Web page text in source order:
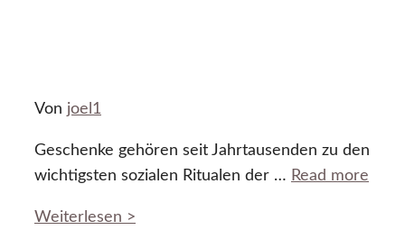
Von joel1
Geschenke gehören seit Jahrtausenden zu den
wichtigsten sozialen Ritualen der … Read more
Weiterlesen >